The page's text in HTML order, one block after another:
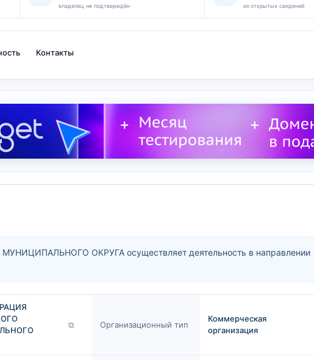
владелец не подтверждён из открытых сведений
Контакты
ОКРУГА осуществляет деятельность в направлении
⧉ Организационный тип
Коммерческая
организация